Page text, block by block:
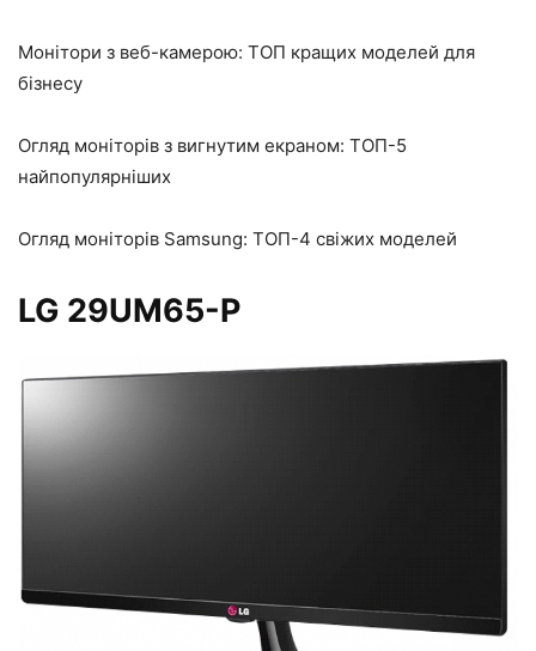
Монітори з веб-камерою: ТОП кращих моделей для
бізнесу
Огляд моніторів з вигнутим екраном: ТОП-5
найпопулярніших
Огляд моніторів Samsung: ТОП-4 свіжих моделей
LG 29UM65-P